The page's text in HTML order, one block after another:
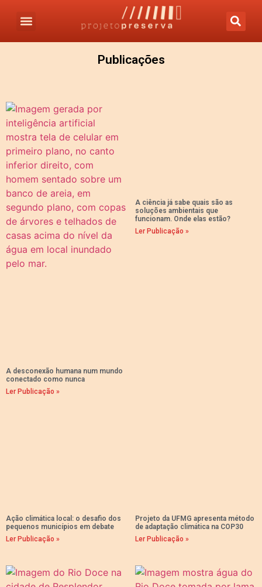
Publicações
A desconexão humana num mundo
conectado como nunca
Ler Publicação »
A ciência já sabe quais são as
soluções ambientais que
funcionam. Onde elas estão?
Ler Publicação »
Ação climática local: o desafio dos
pequenos municípios em debate
Ler Publicação »
Projeto da UFMG apresenta método
de adaptação climática na COP30
Ler Publicação »